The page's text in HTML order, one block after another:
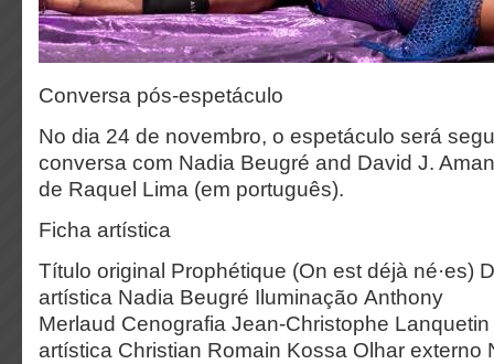
Conversa pós-espetáculo
No dia 24 de novembro, o espetáculo será
conversa com Nadia Beugré and David J.
de Raquel Lima (em português).
Ficha artística
Título original Prophétique (On est déjà né·es)
artística Nadia Beugré Iluminação Anthony
Merlaud Cenografia Jean-Christophe
artística Christian Romain Kossa Olhar externo